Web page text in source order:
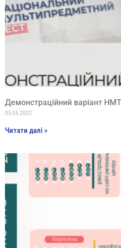
Демонстраційний варіант
03.05.2022
Читати далі »